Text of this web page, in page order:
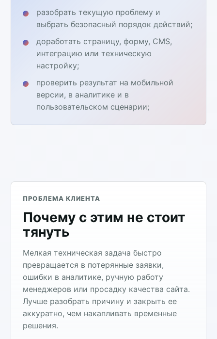
разобрать текущую проблему и
выбрать безопасный порядок действий;
доработать страницу, форму, CMS,
интеграцию или техническую
настройку;
проверить результат на мобильной
версии, в аналитике и в
пользовательском сценарии;
ПРОБЛЕМА КЛИЕНТА
Почему с этим не стоит
тянуть
Мелкая техническая задача быстро
превращается в потерянные заявки,
ошибки в аналитике, ручную работу
менеджеров или просадку качества сайта.
Лучше разобрать причину и закрыть ее
аккуратно, чем накапливать временные
решения.